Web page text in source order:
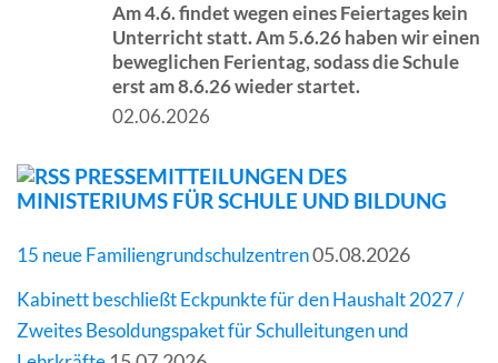
Am 4.6. findet wegen eines Feiertages kein
Unterricht statt. Am 5.6.26 haben wir einen
beweglichen Ferientag, sodass die Schule
erst am 8.6.26 wieder startet.
02.06.2026
PRESSEMITTEILUNGEN DES
MINISTERIUMS FÜR SCHULE UND BILDUNG
15 neue Familiengrundschulzentren05.08.2026
Kabinett beschließt Eckpunkte für den Haushalt 2027 /
Zweites Besoldungspaket für Schulleitungen und